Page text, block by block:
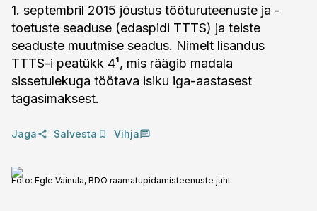
1. septembril 2015 jõustus tööturuteenuste ja -
toetuste seaduse (edaspidi TTTS) ja teiste
seaduste muutmise seadus. Nimelt lisandus
TTTS-i peatükk 4¹, mis räägib madala
sissetulekuga töötava isiku iga-aastasest
tagasimaksest.
Jaga Salvesta Vihja
Foto: Egle Vainula, BDO raamatupidamisteenuste juht